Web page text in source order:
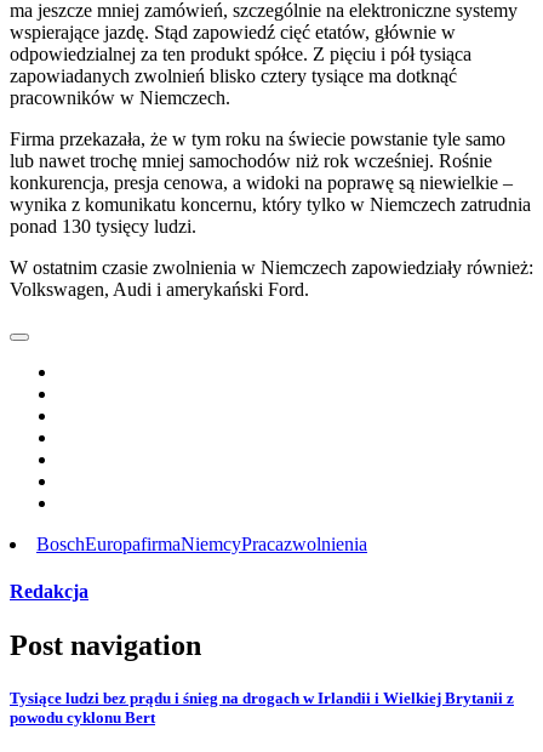
ma jeszcze mniej zamówień, szczególnie na elektroniczne systemy
wspierające jazdę. Stąd zapowiedź cięć etatów, głównie w
odpowiedzialnej za ten produkt spółce. Z pięciu i pół tysiąca
zapowiadanych zwolnień blisko cztery tysiące ma dotknąć
pracowników w Niemczech.
Firma przekazała, że w tym roku na świecie powstanie tyle samo
lub nawet trochę mniej samochodów niż rok wcześniej. Rośnie
konkurencja, presja cenowa, a widoki na poprawę są niewielkie –
wynika z komunikatu koncernu, który tylko w Niemczech zatrudnia
ponad 130 tysięcy ludzi.
W ostatnim czasie zwolnienia w Niemczech zapowiedziały również:
Volkswagen, Audi i amerykański Ford.
BoschEuropafirmaNiemcyPracazwolnienia
Redakcja
Post navigation
Tysiące ludzi bez prądu i śnieg na drogach w Irlandii i Wielkiej Brytanii z
powodu cyklonu Bert